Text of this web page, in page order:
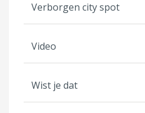
Verborgen city spot
Video
Wist je dat